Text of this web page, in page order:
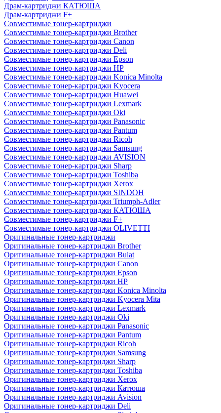
Драм-картриджи КАТЮША
Драм-картриджи F+
Совместимые тонер-картриджи
Совместимые тонер-картриджи Brother
Совместимые тонер-картриджи Canon
Совместимые тонер-картриджи Deli
Совместимые тонер-картриджи Epson
Совместимые тонер-картриджи HP
Совместимые тонер-картриджи Konica Minolta
Совместимые тонер-картриджи Kyocera
Совместимые тонер-картриджи Huawei
Совместимые тонер-картриджи Lexmark
Совместимые тонер-картриджи Oki
Совместимые тонер-картриджи Panasonic
Совместимые тонер-картриджи Pantum
Совместимые тонер-картриджи Ricoh
Совместимые тонер-картриджи Samsung
Совместимые тонер-картриджи AVISION
Совместимые тонер-картриджи Sharp
Совместимые тонер-картриджи Toshiba
Совместимые тонер-картриджи Xerox
Совместимые тонер-картриджи SINDOH
Совместимые тонер-картриджи Triumph-Adler
Совместимые тонер-картриджи КАТЮША
Совместимые тонер-картриджи F+
Совместимые тонер-картриджи OLIVETTI
Оригинальные тонер-картриджи
Оригинальные тонер-картриджи Brother
Оригинальные тонер-картриджи Bulat
Оригинальные тонер-картриджи Canon
Оригинальные тонер-картриджи Epson
Оригинальные тонер-картриджи HP
Оригинальные тонер-картриджи Konica Minolta
Оригинальные тонер-картриджи Kyocera Mita
Оригинальные тонер-картриджи Lexmark
Оригинальные тонер-картриджи Oki
Оригинальные тонер-картриджи Panasonic
Оригинальные тонер-картриджи Pantum
Оригинальные тонер-картриджи Ricoh
Оригинальные тонер-картриджи Samsung
Оригинальные тонер-картриджи Sharp
Оригинальные тонер-картриджи Toshiba
Оригинальные тонер-картриджи Xerox
Оригинальные тонер-картриджи Катюша
Оригинальные тонер-картриджи Avision
Оригинальные тонер-картриджи Deli